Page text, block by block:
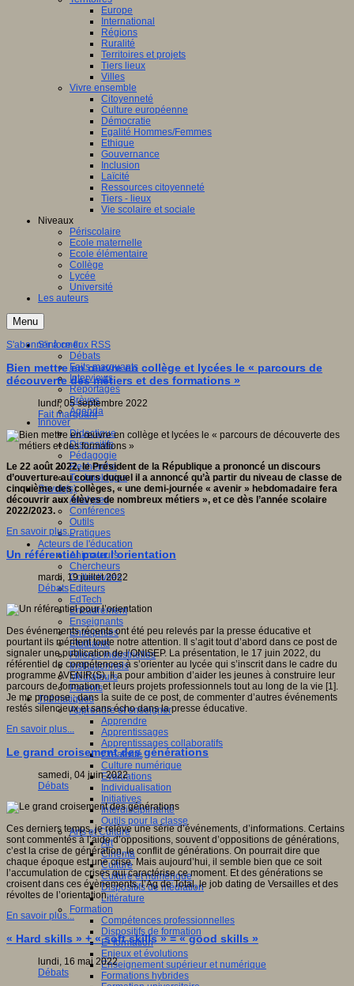
Europe
International
Régions
Ruralité
Territoires et projets
Tiers lieux
Villes
Vivre ensemble
Citoyenneté
Culture européenne
Démocratie
Egalité Hommes/Femmes
Ethique
Gouvernance
Inclusion
Laïcité
Ressources citoyenneté
Tiers - lieux
Vie scolaire et sociale
Niveaux
Périscolaire
Ecole maternelle
Ecole élémentaire
Collège
Lycée
Université
Les auteurs
Menu
S'informer
Débats
Faits marquants
Interviews
Reportages
Brèves
Agenda
Innover
Didactique
Dispositifs
Pédagogie
Recherche
Technologies
Savoir(s)
Analyses
Conférences
Outils
Pratiques
Acteurs de l'éducation
Animateurs
Chercheurs
Collectivités
Editeurs
EdTech
Encadrement
Enseignants
Entreprises
Etudiants
Filières industrielles
Institutionnels
Médiateurs
Parents
Thématiques
Apprendre et enseigner
Apprendre
Apprentissages
Apprentissages collaboratifs
Créativité
Culture numérique
Evaluations
Individualisation
Initiatives
Interdisciplinarité
Outils pour la classe
Arts et Culture
Art
Cinéma
Culture
Culture et numérique
Dispositifs de médiation
Littérature
Formation
Compétences professionnelles
Dispositifs de formation
E- formation
Enjeux et évolutions
Enseignement supérieur et numérique
Formations hybrides
S'abonner à ce flux RSS
Bien mettre en œuvre en collège et lycées le « parcours de
découverte des métiers et des formations »
lundi, 05 septembre 2022
Fait marquant
Le 22 août 2022, le Président de la République a prononcé un discours
d’ouverture au cours duquel il a annoncé qu’à partir du niveau de classe de
cinquième des collèges, « une demi-journée « avenir » hebdomadaire fera
découvrir aux élèves de nombreux métiers », et ce dès l’année scolaire
2022/2023.
En savoir plus...
Un référentiel pour l’orientation
mardi, 19 juillet 2022
Débats
Des événements récents ont été peu relevés par la presse éducative et
pourtant ils méritent toute notre attention. Il s’agit tout d’abord dans ce post de
signaler une publication de l’ONISEP. La présentation, le 17 juin 2022, du
référentiel de compétences à s’orienter au lycée qui s’inscrit dans le cadre du
programme AVENIR(S). Il a pour ambition d’aider les jeunes à construire leur
parcours de formation et leurs projets professionnels tout au long de la vie [1].
Je me propose ; dans la suite de ce post, de commenter d’autres événements
restés silencieux et sans écho dans la presse éducative.
En savoir plus...
Le grand croisement des générations
samedi, 04 juin 2022
Débats
Ces derniers temps, je relève une série d’événements, d’informations. Certains
sont commentés à l’aide d’oppositions, souvent d’oppositions de générations,
c’est la crise de génération, le conflit de générations. On pourrait dire que
chaque époque est une crise. Mais aujourd’hui, il semble bien que ce soit
l’accumulation de crises qui caractérise ce moment. Et des générations se
croisent dans ces évènements, l’Ag de Total, le job dating de Versailles et des
révoltes de l’orientation.
En savoir plus...
« Hard skills » + « soft skills » = « good skills »
lundi, 16 mai 2022
Débats